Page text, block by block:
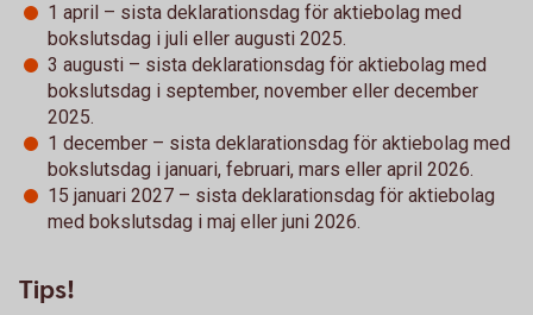
1 april – sista deklarationsdag för aktiebolag med
bokslutsdag i juli eller augusti 2025.
3 augusti – sista deklarationsdag för aktiebolag med
bokslutsdag i september, november eller december
2025.
1 december – sista deklarationsdag för aktiebolag med
bokslutsdag i januari, februari, mars eller april 2026.
15 januari 2027 – sista deklarationsdag för aktiebolag
med bokslutsdag i maj eller juni 2026.
Tips!